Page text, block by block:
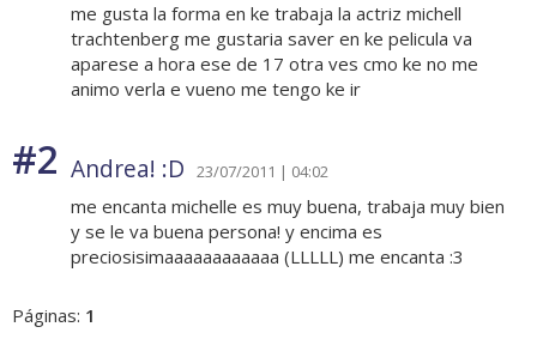
me gusta la forma en ke trabaja la actriz michell
trachtenberg me gustaria saver en ke pelicula va
aparese a hora ese de 17 otra ves cmo ke no me
animo verla e vueno me tengo ke ir
#2 Andrea! :D 23/07/2011 | 04:02
me encanta michelle es muy buena, trabaja muy bien
y se le va buena persona! y encima es
preciosisimaaaaaaaaaaaa (LLLLL) me encanta :3
Páginas: 1